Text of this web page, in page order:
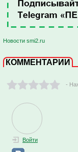
Новости smi2.ru
КОММЕНТАРИИ
-
Войти